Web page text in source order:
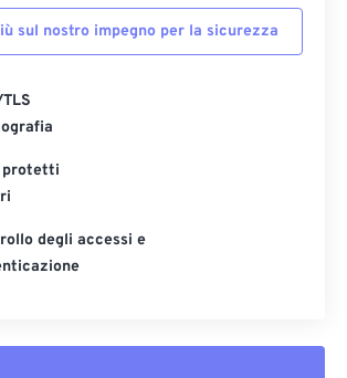
sul nostro impegno per la sicurezza
protetti
degli accessi e